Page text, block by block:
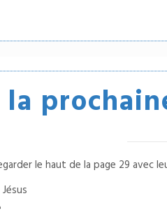
la
le haut de la page 29 avec